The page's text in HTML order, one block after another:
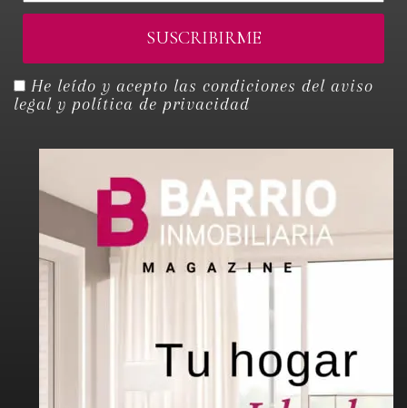
He leído y acepto las condiciones del aviso
legal y política de privacidad